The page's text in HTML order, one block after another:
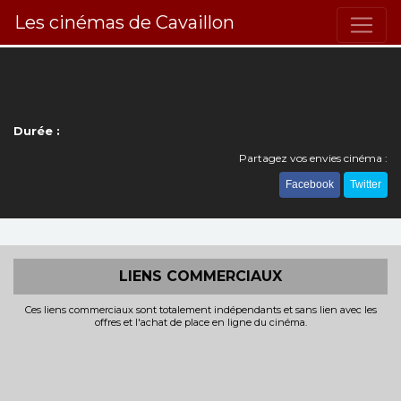
Les cinémas de Cavaillon
Durée :
Partagez vos envies cinéma :
Facebook Twitter
LIENS COMMERCIAUX
Ces liens commerciaux sont totalement indépendants et sans lien avec les
offres et l'achat de place en ligne du cinéma.